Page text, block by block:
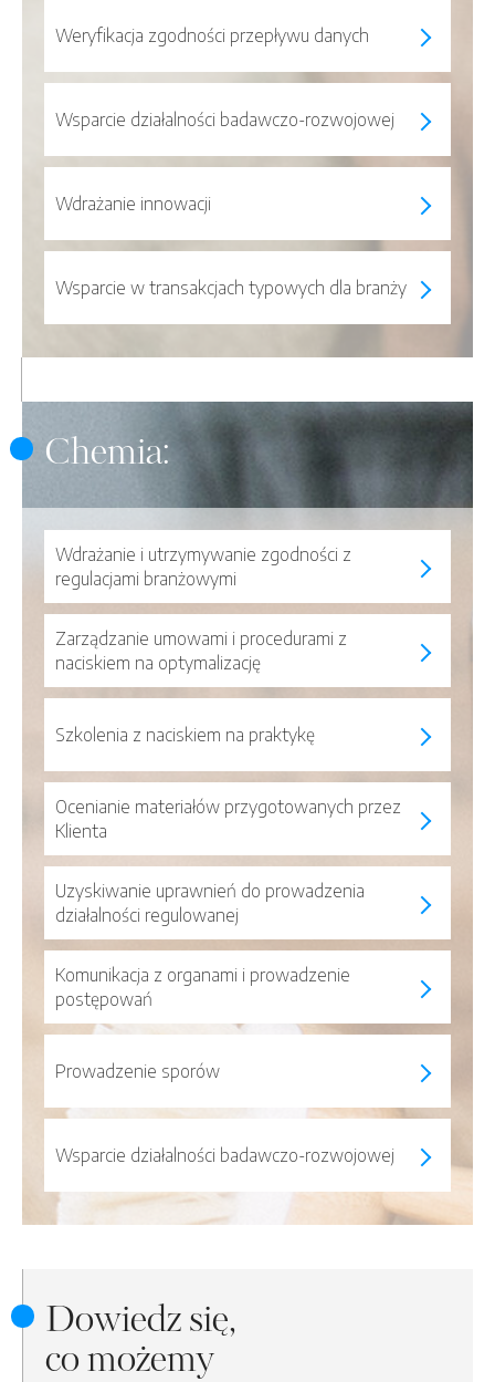
Weryfikacja zgodności przepływu danych
Wsparcie działalności badawczo-rozwojowej
Wdrażanie innowacji
Wsparcie w transakcjach typowych dla branży
Chemia:
Wdrażanie i utrzymywanie zgodności z
regulacjami branżowymi
Zarządzanie umowami i procedurami z
naciskiem na optymalizację
Szkolenia z naciskiem na praktykę
Ocenianie materiałów przygotowanych przez
Klienta
Uzyskiwanie uprawnień do prowadzenia
działalności regulowanej
Komunikacja z organami i prowadzenie
postępowań
Prowadzenie sporów
Wsparcie działalności badawczo-rozwojowej
Dowiedz się,
co możemy